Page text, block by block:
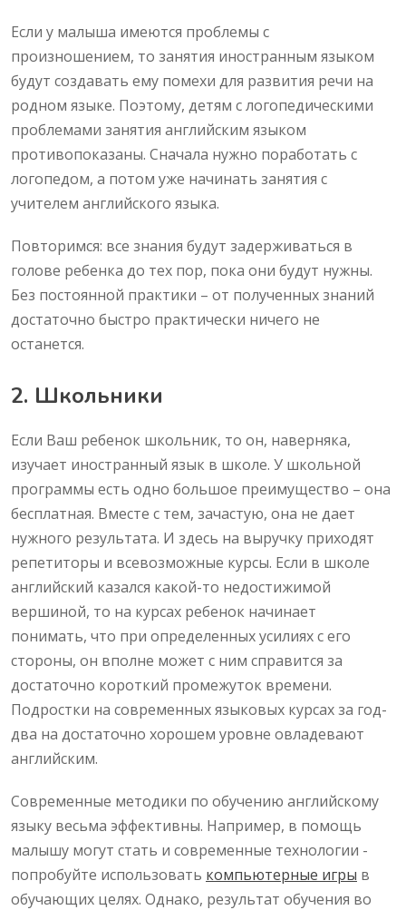
Если у малыша имеются проблемы с
произношением, то занятия иностранным языком
будут создавать ему помехи для развития речи на
родном языке. Поэтому, детям с логопедическими
проблемами занятия английским языком
противопоказаны. Сначала нужно поработать с
логопедом, а потом уже начинать занятия с
учителем английского языка.
Повторимся: все знания будут задерживаться в
голове ребенка до тех пор, пока они будут нужны.
Без постоянной практики – от полученных знаний
достаточно быстро практически ничего не
останется.
2. Школьники
Если Ваш ребенок школьник, то он, наверняка,
изучает иностранный язык в школе. У школьной
программы есть одно большое преимущество – она
бесплатная. Вместе с тем, зачастую, она не дает
нужного результата. И здесь на выручку приходят
репетиторы и всевозможные курсы. Если в школе
английский казался какой-то недостижимой
вершиной, то на курсах ребенок начинает
понимать, что при определенных усилиях с его
стороны, он вполне может с ним справится за
достаточно короткий промежуток времени.
Подростки на современных языковых курсах за год-
два на достаточно хорошем уровне овладевают
английским.
Современные методики по обучению английскому
языку весьма эффективны. Например, в помощь
малышу могут стать и современные технологии -
попробуйте использовать компьютерные игры в
обучающих целях. Однако, результат обучения во